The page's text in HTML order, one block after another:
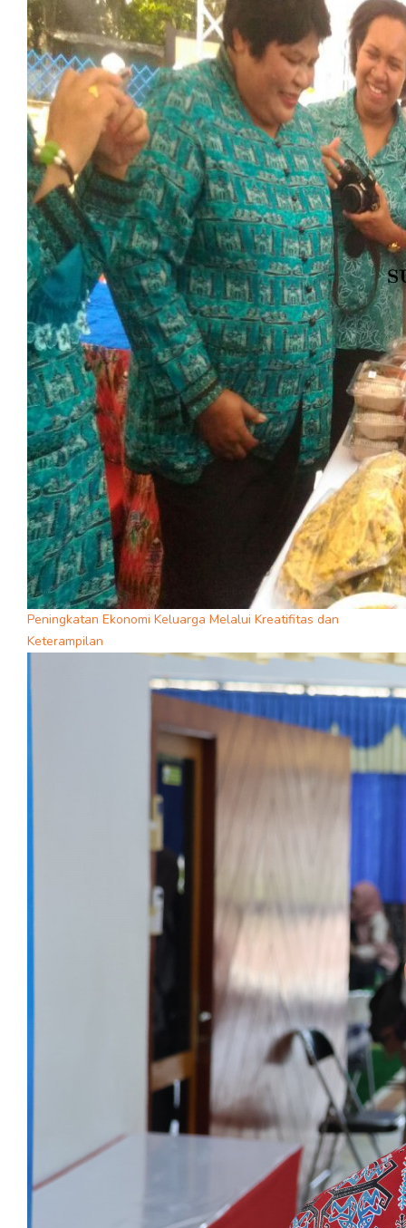
Peningkatan Ekonomi Keluarga Melalui Kreatifitas dan
Keterampilan